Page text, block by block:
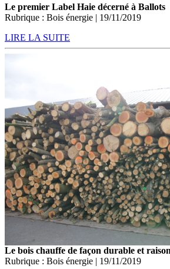
Le premier Label Haie décerné à Ballots
Rubrique : Bois énergie | 19/11/2019
LIRE LA SUITE
Le bois chauffe de façon durable et
Rubrique : Bois énergie | 19/11/2019